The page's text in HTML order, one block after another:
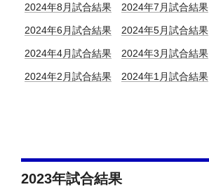
2024年8月試合結果 2024年7月試合結果
2024年6月試合結果 2024年5月試合結果
2024年4月試合結果 2024年3月試合結果
2024年2月試合結果 2024年1月試合結果
2023年試合結果